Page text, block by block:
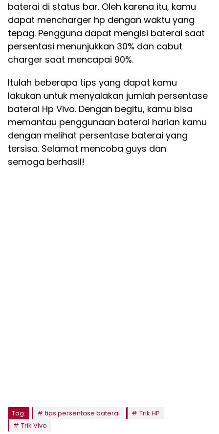
baterai di status bar. Oleh karena itu, kamu
dapat mencharger hp dengan waktu yang
tepag. Pengguna dapat mengisi baterai saat
persentasi menunjukkan 30% dan cabut
charger saat mencapai 90%.
Itulah beberapa tips yang dapat kamu
lakukan untuk menyalakan jumlah persentase
baterai Hp Vivo. Dengan begitu, kamu bisa
memantau penggunaan baterai harian kamu
dengan melihat persentase baterai yang
tersisa. Selamat mencoba guys dan
semoga berhasil!
Tag: tips persentase baterai
Trik HP
Trik Vivo